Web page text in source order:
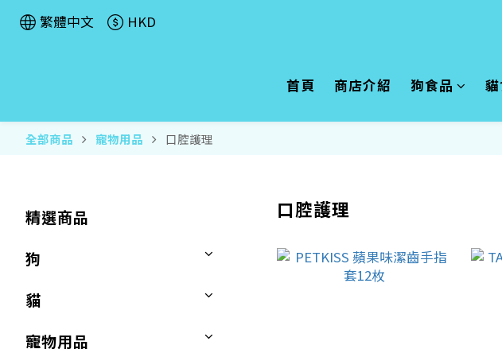
繁體中文 HKD
首頁 商店介紹 狗食品
全部商品 寵物用品 口腔護理
精選商品
狗
貓
寵物用品
口腔護理